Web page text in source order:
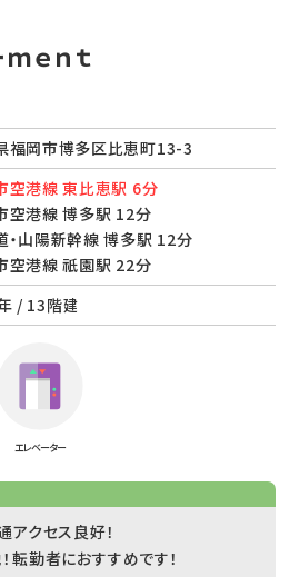
ｍｅｎｔ
福岡市博多区比恵町13-3
空港線 東比恵駅 6分
空港線 博多駅 12分
・山陽新幹線 博多駅 12分
空港線 祇園駅 22分
/ 13階建
エレベーター
クセス良好！
転勤者におすすめです！